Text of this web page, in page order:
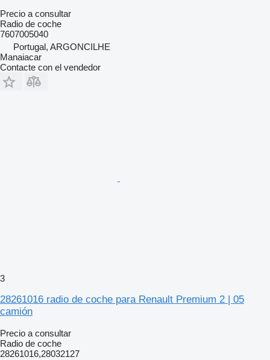
Precio a consultar
Radio de coche
7607005040
Portugal, ARGONCILHE
Manaiacar
Contacte con el vendedor
3
28261016 radio de coche para Renault Premium 2 | 05
camión
Precio a consultar
Radio de coche
28261016,28032127